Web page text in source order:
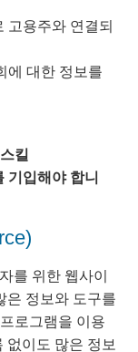
고용주와 연결되
에 대한 정보를
킬
기입해야 합니
를 위한 웹사이
은 정보와 도구를
로그램을 이용
없이도 많은 정보